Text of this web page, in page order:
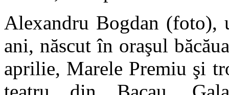
Alexandru Bogdan (foto),
ani, născut în oraşul
aprilie, Marele Premiu şi